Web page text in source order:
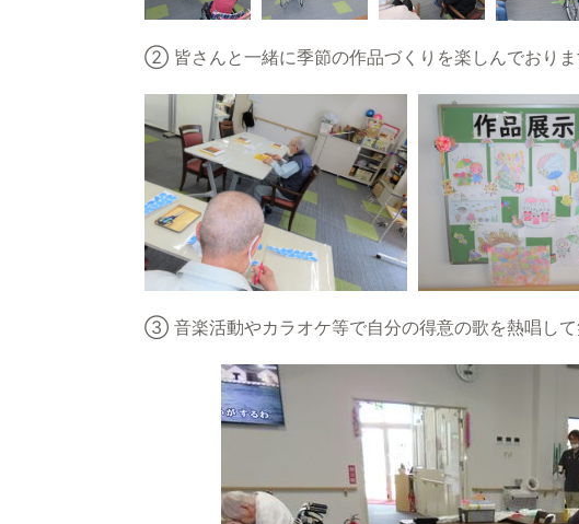
② 皆さんと一緒に季節の作品づくりを楽しんでおりま
③ 音楽活動やカラオケ等で自分の得意の歌を熱唱して